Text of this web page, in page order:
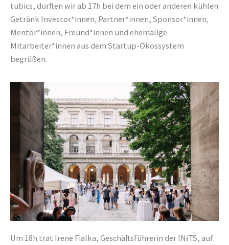
tubics, durften wir ab 17h bei dem ein oder anderen kühlen
Getränk Investor*innen, Partner*innen, Sponsor*innen,
Mentor*innen, Freund*innen und ehemalige
Mitarbeiter*innen aus dem Startup-Ökossystem
begrüßen.
Um 18h trat Irene Fialka, Geschäftsführerin der INiTS, auf